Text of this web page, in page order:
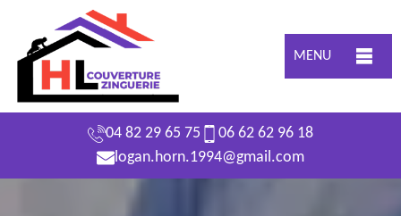
MENU
04 82 29 65 75
06 62 62 96 18
logan.horn.1994@gmail.com